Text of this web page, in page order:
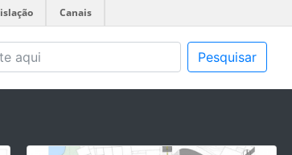
Canais
Pesquisar